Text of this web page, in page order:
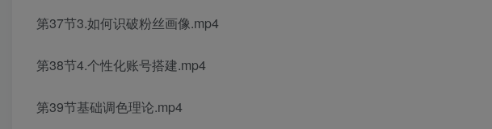
第37节3.如何识破粉丝画像.mp4
第38节4.个性化账号搭建.mp4
第39节基础调色理论.mp4